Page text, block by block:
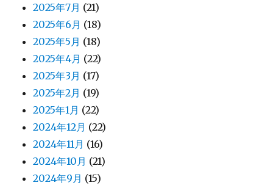
2025年7月 (21)
2025年6月 (18)
2025年5月 (18)
2025年4月 (22)
2025年3月 (17)
2025年2月 (19)
2025年1月 (22)
2024年12月 (22)
2024年11月 (16)
2024年10月 (21)
2024年9月 (15)